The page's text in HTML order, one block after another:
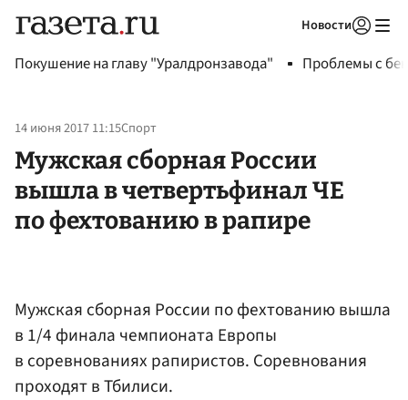
Новости
Покушение на главу "Уралдронзавода" Проблемы с
14 июня 2017 11:15Спорт
Мужская сборная России
вышла в четвертьфинал ЧЕ
по фехтованию в рапире
Мужская сборная России по фехтованию вышла
в 1/4 финала чемпионата Европы
в соревнованиях рапиристов. Соревнования
проходят в Тбилиси.